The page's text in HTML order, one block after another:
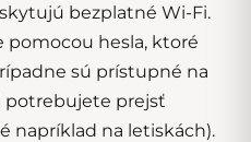
bezplatné Wi-Fi.
pomocou hesla, ktoré
sú prístupné na
potrebujete prejsť
napríklad na letiskách).